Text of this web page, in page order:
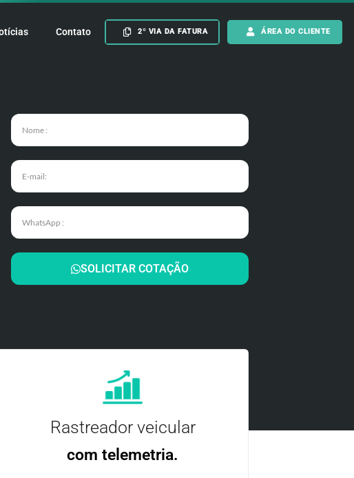
Contato 2º VIA DA FATURA ÁREA DO CLIENTE
SOLICITAR COTAÇÃO
Rastreador veicular
com telemetria.